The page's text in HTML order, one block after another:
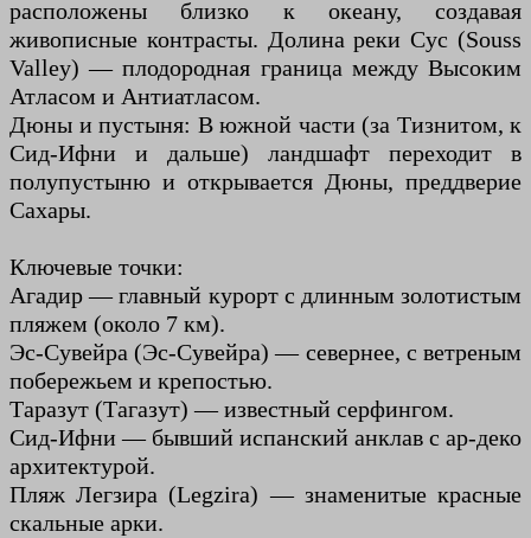
расположены близко к океану, создавая
живописные контрасты. Долина реки Сус (Souss
Valley) — плодородная граница между Высоким
Атласом и Антиатласом.
Дюны и пустыня: В южной части (за Тизнитом, к
Сид-Ифни и дальше) ландшафт переходит в
полупустыню и открывается Дюны, преддверие
Сахары.
Ключевые точки:
Агадир — главный курорт с длинным золотистым
пляжем (около 7 км).
Эс-Сувейра (Эс-Сувейра) — севернее, с ветреным
побережьем и крепостью.
Таразут (Тагазут) — известный серфингом.
Сид-Ифни — бывший испанский анклав с ар-деко
архитектурой.
Пляж Легзира (Legzira) — знаменитые красные
скальные арки.